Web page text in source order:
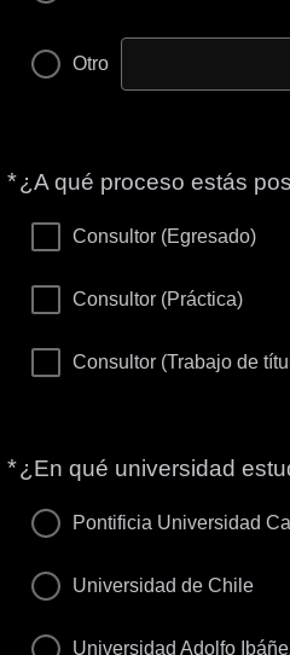
Otro
*¿A qué proceso estás
Obligatorio
Consultor (Egresado)
Consultor (Práctica)
Consultor (Trabajo de
*¿En qué universidad
Obligatorio
Pontificia Universidad
Universidad de Chile
Universidad Adolfo